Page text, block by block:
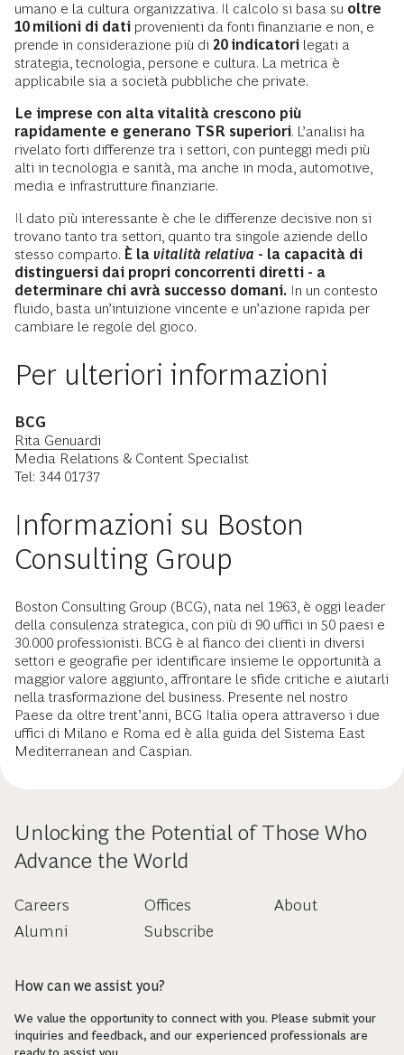
umano e la cultura organizzativa. Il calcolo si basa su oltre
10 milioni di dati provenienti da fonti finanziarie e non, e
prende in considerazione più di 20 indicatori legati a
strategia, tecnologia, persone e cultura. La metrica è
applicabile sia a società pubbliche che private.
Le imprese con alta vitalità crescono più
rapidamente e generano TSR superiori. L’analisi ha
rivelato forti differenze tra i settori, con punteggi medi più
alti in tecnologia e sanità, ma anche in moda, automotive,
media e infrastrutture finanziarie.
Il dato più interessante è che le differenze decisive non si
trovano tanto tra settori, quanto tra singole aziende dello
stesso comparto. È la vitalità relativa - la capacità di
distinguersi dai propri concorrenti diretti - a
determinare chi avrà successo domani. In un contesto
fluido, basta un’intuizione vincente e un’azione rapida per
cambiare le regole del gioco.
Per ulteriori informazioni
BCG
Rita Genuardi
Media Relations & Content Specialist
Tel: 344 01737
Informazioni su Boston
Consulting Group
Boston Consulting Group (BCG), nata nel 1963, è oggi leader
della consulenza strategica, con più di 90 uffici in 50 paesi e
30.000 professionisti. BCG è al fianco dei clienti in diversi
settori e geografie per identificare insieme le opportunità a
maggior valore aggiunto, affrontare le sfide critiche e aiutarli
nella trasformazione del business. Presente nel nostro
Paese da oltre trent’anni, BCG Italia opera attraverso i due
uffici di Milano e Roma ed è alla guida del Sistema East
Mediterranean and Caspian.
Unlocking the Potential of Those Who
Advance the World
Careers
Alumni
Offices
Subscribe
About
How can we assist you?
We value the opportunity to connect with you. Please submit your
inquiries and feedback, and our experienced professionals are